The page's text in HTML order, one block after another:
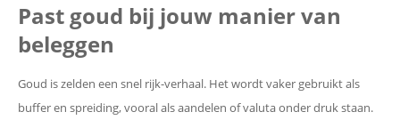
Past goud bij jouw manier van
beleggen
Goud is zelden een snel rijk-verhaal. Het wordt vaker gebruikt als
buffer en spreiding, vooral als aandelen of valuta onder druk staan.